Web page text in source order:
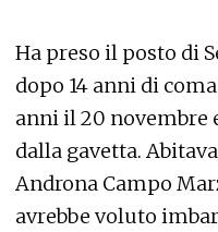
Ha preso il posto di
dopo 14 anni di
anni il 20 novembre
dalla gavetta.
Androna Campo
avrebbe voluto